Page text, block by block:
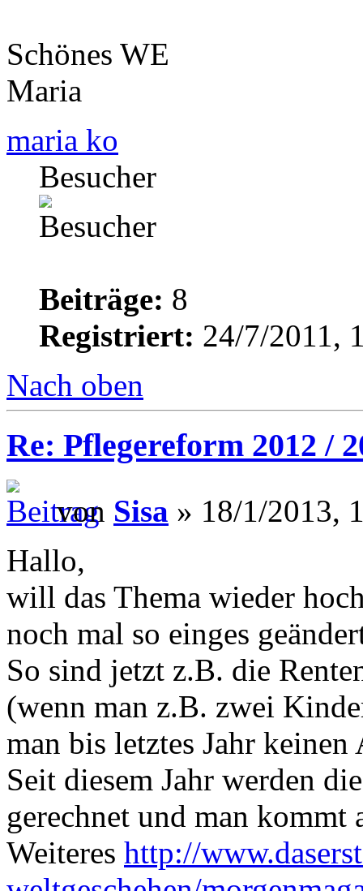
Schönes WE
Maria
maria ko
Besucher
Beiträge: 8
Registriert: 24/7/2011,
Nach oben
Re: Pflegereform 2012 /
von Sisa » 18/1/2013,
Hallo,
will das Thema wieder
noch mal so einges
So sind jetzt z.B. die
(wenn man z.B. zwei
man bis letztes Jahr
Seit diesem Jahr werden
gerechnet und man kommt
Weiteres http://